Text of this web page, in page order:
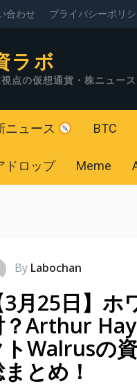
合わせ プライバシーポリ
ラボ
点の仮想通貨・株ニュー
ニュース BTC
ドロップ Meme
By Labochan
3月25日】
？Arthur
トWalrusの
とめ！